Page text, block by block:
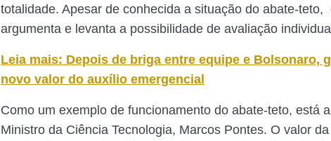
totalidade. Apesar de conhecida a situação do abate-
argumenta e levanta a possibilidade de avaliação
Leia mais: Depois de briga entre equipe e Bolsonaro,
novo valor do auxílio emergencial
Como um exemplo de funcionamento do abate-teto, está
Ministro da Ciência Tecnologia, Marcos Pontes. O valor